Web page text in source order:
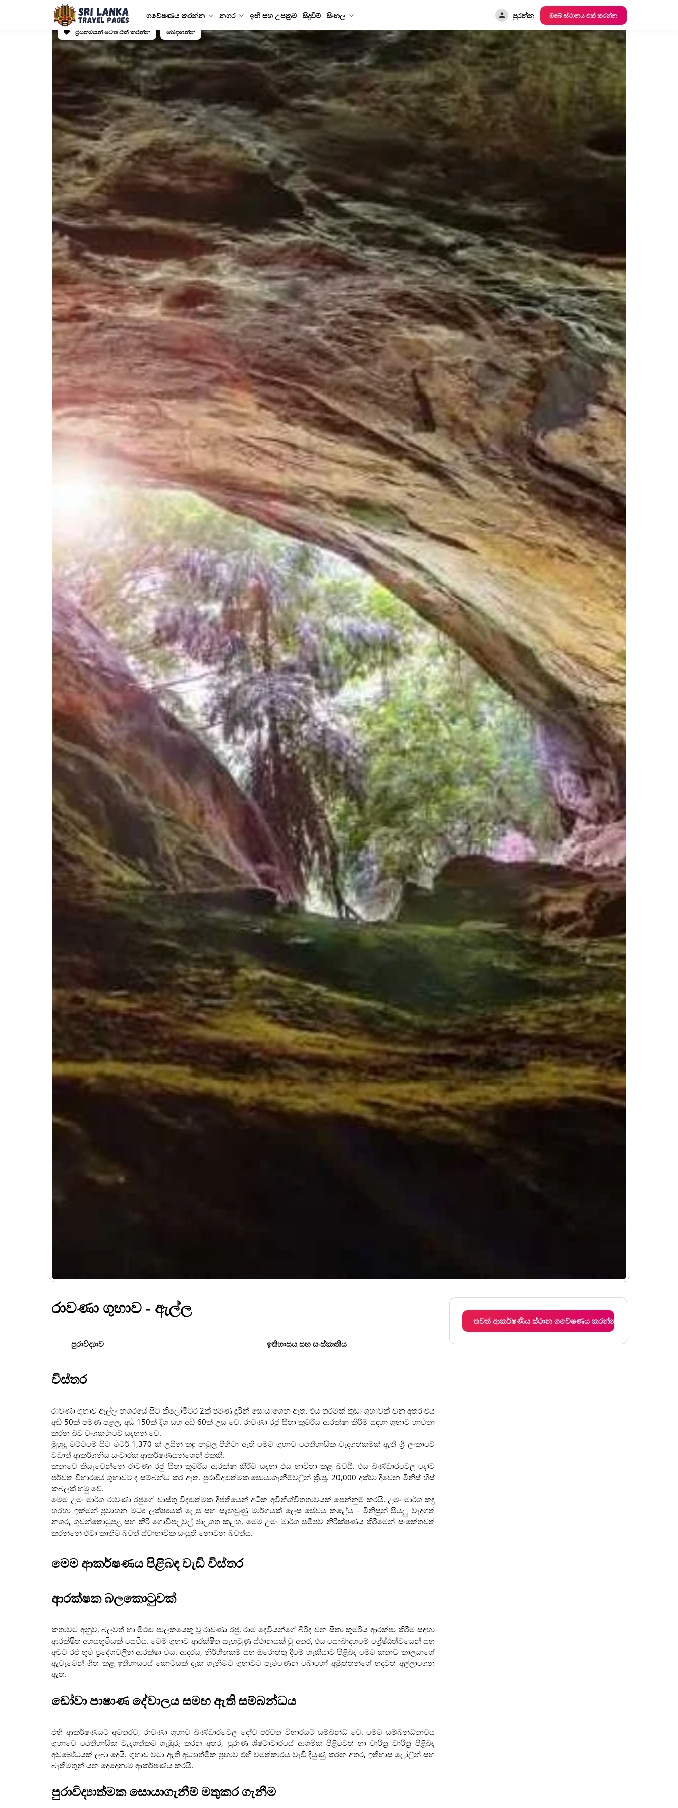
ගවේෂණය කරන්න නගර ඉඟි සහ උපක්‍රම සිදුවීම් සිංහල පුරන්න
ඔබේ ස්ථානය එක් කරන්න
ප්‍රියතමයන් වෙත එක් කරන්න
බෙදාගන්න
රාවණා ගුහාව - ඇල්ල
පුරාවිද්‍යාව ඉතිහාසය සහ සංස්කෘතිය
විස්තර
රාවණා ගුහාව ඇල්ල නගරයේ සිට කිලෝමීටර 2ක් පමණ දුරින් සොයාගෙන ඇත. එය තරමක් කුඩා ගුහාවක් වන අතර එය
අඩි 50ක් පමණ පළල, අඩි 150ක් දිග සහ අඩි 60ක් උස වේ. රාවණා රජු සීතා කුමරිය ආරක්ෂා කිරීම සඳහා ගුහාව භාවිතා
කරන බව වංශකථාවේ සඳහන් වේ.
මුහුදු මට්ටමේ සිට මීටර් 1,370 ක් උසින් කඳු පාමුල පිහිටා ඇති මෙම ගුහාව ඓතිහාසික වැදගත්කමක් ඇති ශ්‍රී ලංකාවේ
වඩාත් ආකර්ශනීය සංචාරක ආකර්ෂණයන්ගෙන් එකකි.
කතාවේ කියැවෙන්නේ රාවණා රජු සීතා කුමරිය ආරක්ෂා කිරීම සඳහා එය භාවිතා කළ බවයි. එය බණ්ඩාරවෙල දෝව
පර්වත විහාරයේ ගුහාවට ද සම්බන්ධ කර ඇත. පුරාවිද්‍යාත්මක සොයාගැනීම්වලින් ක්‍රි.පූ. 20,000 දක්වා දිවෙන මිනිස් හිස්
කබලක් හමු වේ.
මෙම උමං මාර්ග රාවණා රජුගේ වාස්තු විද්‍යාත්මක දීප්තියෙන් අධික අවිනිශ්චිතතාවයක් පෙන්නුම් කරයි. උමං මාර්ග කඳු
හරහා ඉක්මන් ප්‍රවාහන මධ්‍ය ලක්ෂ්‍යයක් ලෙස සහ සැඟවුණු මාර්ගයක් ලෙස සේවය කළේය - මිනිසුන් සියලු වැදගත්
නගර, ගුවන්තොටුපළ සහ කිරි ගොවිපලවල් ජාලගත කළහ. මෙම උමං මාර්ග සමීපව නිරීක්ෂණය කිරීමෙන් සංකේතවත්
කරන්නේ ඒවා කෘතිම බවත් ස්වාභාවික සංයුති නොවන බවත්ය.
මෙම ආකර්ෂණය පිළිබඳ වැඩි විස්තර
ආරක්ෂක බලකොටුවක්
කතාවට අනුව, බලවත් හා මිථ්‍යා පාලකයෙකු වූ රාවණා රජු, රාම දෙවියන්ගේ බිරිඳ වන සීතා කුමරිය ආරක්ෂා කිරීම සඳහා
ආරක්ෂිත අභයභූමියක් සෙවීය. මෙම ගුහාව ආරක්ෂිත සැඟවුණු ස්ථානයක් වූ අතර, එය සොබාදහමේ ශ්‍රේෂ්ඨත්වයෙන් සහ
අවට රළු භූමි ප්‍රදේශවලින් ආරක්ෂා විය. ආදරය, නිර්භීතකම සහ ඔරොත්තු දීමේ හැකියාව පිළිබඳ මෙම කතාව කාලයාගේ
ඇවෑමෙන් ශීත කළ ඉතිහාසයේ කොටසක් දැක ගැනීමට ගුහාවට පැමිණෙන බොහෝ අමුත්තන්ගේ හදවත් අල්ලාගෙන
ඇත.
ඩෝවා පාෂාණ දේවාලය සමඟ ඇති සම්බන්ධය
එහි ආකර්ෂණයට අමතරව, රාවණා ගුහාව බණ්ඩාරවෙල දෝව පර්වත විහාරයට සම්බන්ධ වේ. මෙම සම්බන්ධතාවය
ගුහාවේ ඓතිහාසික වැදගත්කම ගැඹුරු කරන අතර, පුරාණ ශිෂ්ටාචාරයේ ආගමික පිළිවෙත් හා චාරිත්‍ර වාරිත්‍ර පිළිබඳ
අවබෝධයක් ලබා දෙයි. ගුහාව වටා ඇති අධ්‍යාත්මික ප්‍රභාව එහි චමත්කාරය වැඩි දියුණු කරන අතර, ඉතිහාස ලෝලීන් සහ
බැතිමතුන් යන දෙදෙනාම ආකර්ෂණය කරයි.
පුරාවිද්‍යාත්මක සොයාගැනීම් මතුකර ගැනීම
තවත් ආකර්ෂණීය ස්ථාන ගවේෂණය කරන්න